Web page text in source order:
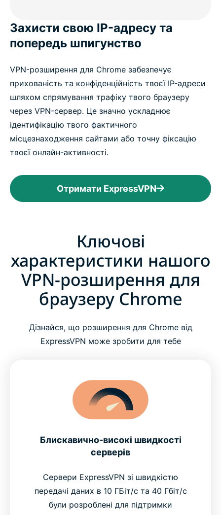
Захисти свою IP-адресу та
попередь шпигунство
VPN-розширення для Chrome забезпечує
прихованість та конфіденційність твоєї IP-адреси
шляхом спрямування трафіку твого браузеру
через VPN-сервер. Це значно ускладнює
ідентифікацію твого фактичного
місцезнаходження сайтами або точну фіксацію
твоєї онлайн-активності.
Отримати ExpressVPN
Ключові
характеристики нашого
VPN-розширення для
браузеру Chrome
Дізнайся, що розширення для Chrome від
ExpressVPN може зробити для тебе
Блискавично-високі швидкості
серверів
Сервери ExpressVPN зі швидкістю
передачі даних в 10 ГБіт/с та 40 Гбіт/с
були розроблені для підтримки